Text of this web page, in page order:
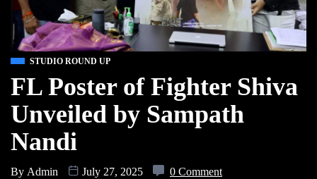
STUDIO ROUND UP
FL Poster of Fighter Shiva
Unveiled by Sampath
Nandi
By Admin July 27, 2025 0 Comment